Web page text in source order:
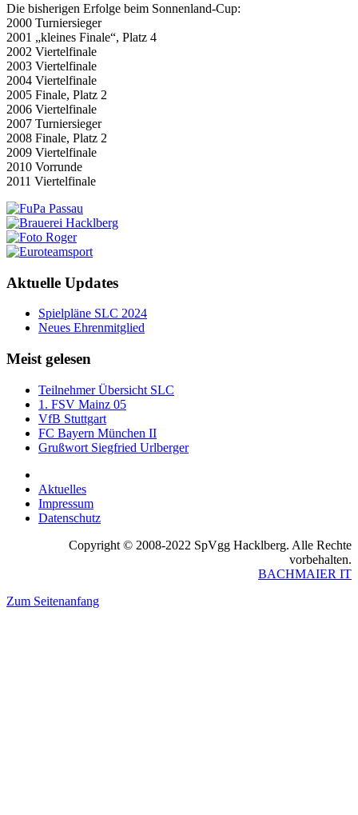
Die bisherigen Erfolge beim Sonnenland-Cup:
2000 Turniersieger
2001 „kleines Finale“, Platz 4
2002 Viertelfinale
2003 Viertelfinale
2004 Viertelfinale
2005 Finale, Platz 2
2006 Viertelfinale
2007 Turniersieger
2008 Finale, Platz 2
2009 Viertelfinale
2010 Vorrunde
2011 Viertelfinale
Aktuelle Updates
Spielpläne SLC 2024
Neues Ehrenmitglied
Meist gelesen
Teilnehmer Übersicht SLC
1. FSV Mainz 05
VfB Stuttgart
FC Bayern München II
Grußwort Siegfried Urlberger
Aktuelles
Impressum
Datenschutz
Copyright © 2008-2022 SpVgg Hacklberg. Alle Rechte
vorbehalten.
BACHMAIER IT
Zum Seitenanfang